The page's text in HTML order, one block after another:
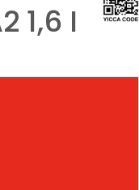
1,6 I